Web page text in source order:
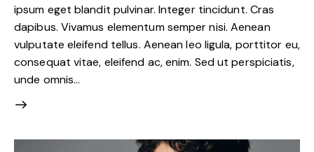
ipsum eget blandit pulvinar. Integer tincidunt. Cras
dapibus. Vivamus elementum semper nisi. Aenean
vulputate eleifend tellus. Aenean leo ligula, porttitor eu,
consequat vitae, eleifend ac, enim. Sed ut perspiciatis,
unde omnis…